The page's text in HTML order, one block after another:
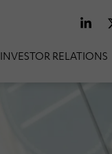
INVESTOR RELATIONS